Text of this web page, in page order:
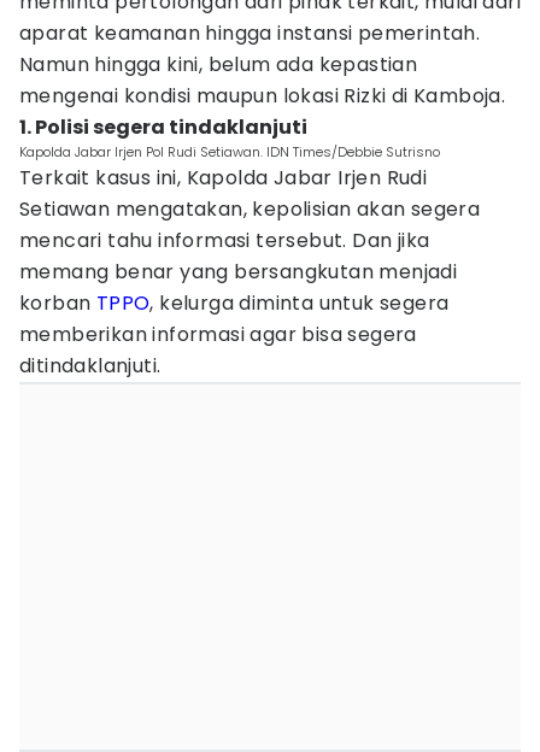
aparat keamanan hingga instansi pemerintah.
Namun hingga kini, belum ada kepastian
mengenai kondisi maupun lokasi Rizki di Kamboja.
1. Polisi segera tindaklanjuti
Kapolda Jabar Irjen Pol Rudi Setiawan. IDN Times/Debbie Sutrisno
Terkait kasus ini, Kapolda Jabar Irjen Rudi
Setiawan mengatakan, kepolisian akan segera
mencari tahu informasi tersebut. Dan jika
memang benar yang bersangkutan menjadi
korban TPPO, kelurga diminta untuk segera
memberikan informasi agar bisa segera
ditindaklanjuti.